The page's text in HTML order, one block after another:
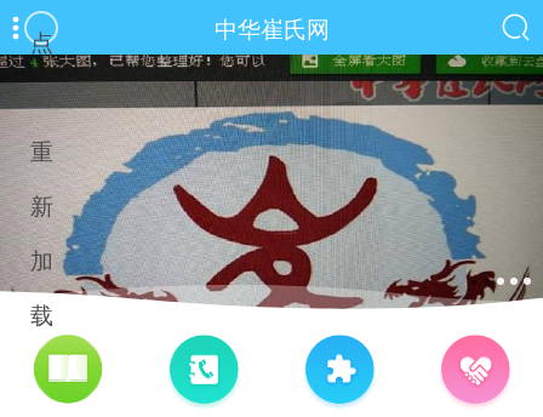
点
击
重
新
加
载
中华崔氏网